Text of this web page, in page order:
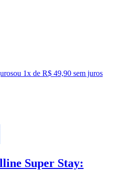
ou 1x de R$ 49,90 sem juros
Super Stay: